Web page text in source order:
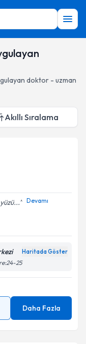
doktor - uzman
Akıllı Sıralama
Devamı
Haritada Göster
25
Daha Fazla